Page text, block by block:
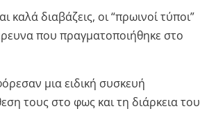
διαβάζεις, οι “πρωινοί τύποι”
που πραγματοποιήθηκε στο
μια ειδική συσκευή
τους στο φως και τη διάρκεια του